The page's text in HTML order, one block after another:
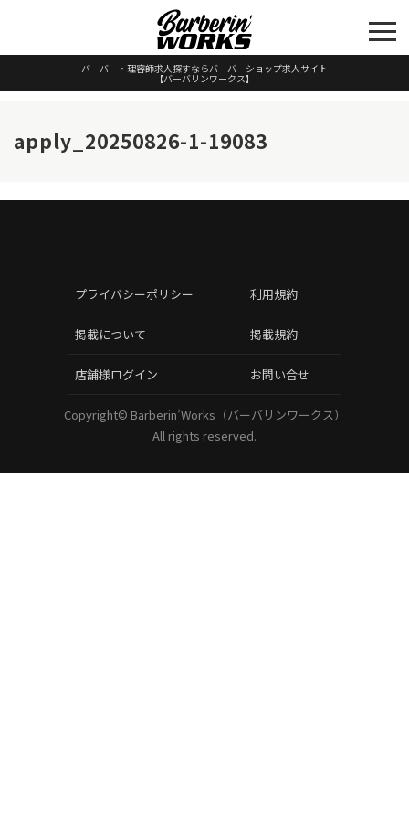
バーバー・理容師求人探すならバーバーショップ求人サイト
【バーバリンワークス】
apply_20250826-1-19083
プライバシーポリシー 利用規約
掲載について 掲載規約
店舗様ログイン お問い合せ
Copyright© Barberin’Works（バーバリンワークス）
All rights reserved.